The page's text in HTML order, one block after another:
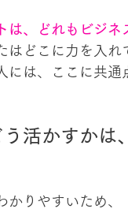
は、どれもビジ
どこに力を入れ
は、ここに共通
う活かすかは
りやすいため、